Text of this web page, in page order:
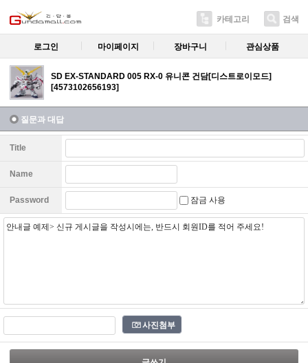
카테고리 검색
로그인 마이페이지 장바구니 관심상품
SD EX-STANDARD 005 RX-0 유니콘 건담[디스트로이모드]
[4573102656193]
질문과 대답
Title
Name
Password 잠금 사용
사진첨부